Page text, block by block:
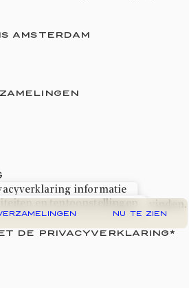
NU TE ZIEN
AMSTERDAM
informatie
en tentoonstellingen
vinden.
DE PRIVACYVERKLARING*